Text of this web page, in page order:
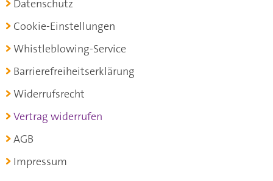
Datenschutz
Cookie-Einstellungen
Whistleblowing-Service
Barrierefreiheitserklärung
Widerrufsrecht
Vertrag widerrufen
AGB
Impressum